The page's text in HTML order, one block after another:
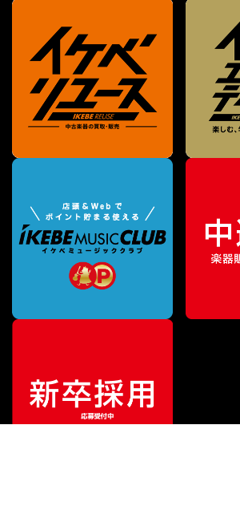
販売価格¥60,500（税込）